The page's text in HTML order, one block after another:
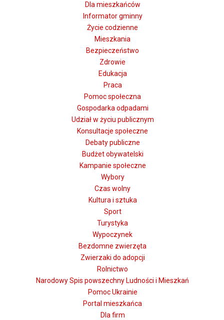
Dla mieszkańców
Informator gminny
Życie codzienne
Mieszkania
Bezpieczeństwo
Zdrowie
Edukacja
Praca
Pomoc społeczna
Gospodarka odpadami
Udział w życiu publicznym
Konsultacje społeczne
Debaty publiczne
Budżet obywatelski
Kampanie społeczne
Wybory
Czas wolny
Kultura i sztuka
Sport
Turystyka
Wypoczynek
Bezdomne zwierzęta
Zwierzaki do adopcji
Rolnictwo
Narodowy Spis powszechny Ludności i Mieszkań
Pomoc Ukrainie
Portal mieszkańca
Dla firm